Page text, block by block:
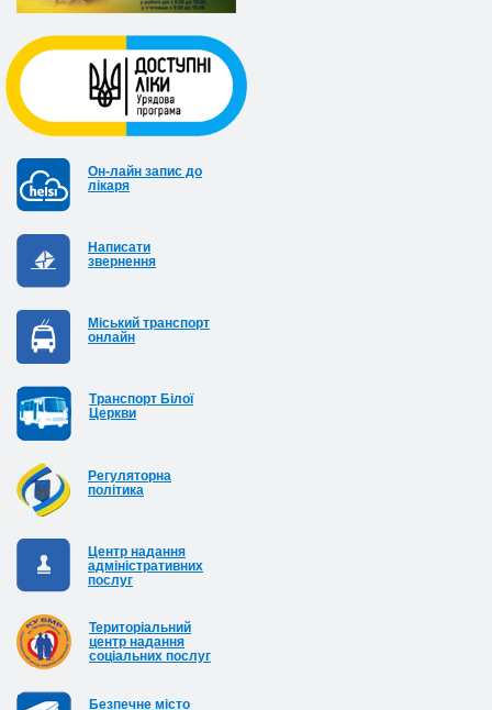
Он-лайн запис до
лікаря
Написати
звернення
Міський транспорт
онлайн
Транспорт Білої
Церкви
Регуляторна
політика
Центр надання
адміністративних
послуг
Територіальний
центр надання
соціальних послуг
Безпечне місто